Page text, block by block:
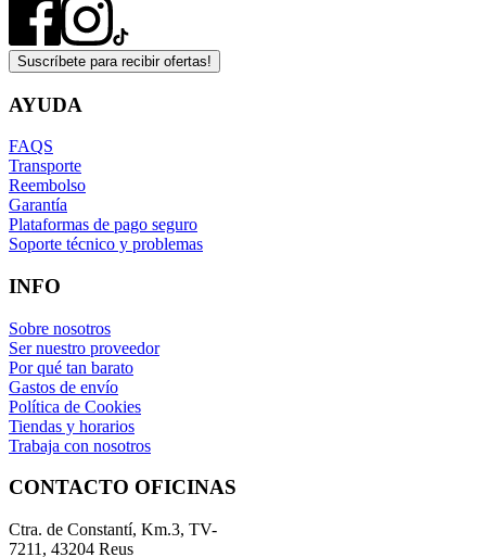
Suscríbete para recibir ofertas!
AYUDA
FAQS
Transporte
Reembolso
Garantía
Plataformas de pago seguro
Soporte técnico y problemas
INFO
Sobre nosotros
Ser nuestro proveedor
Por qué tan barato
Gastos de envío
Política de Cookies
Tiendas y horarios
Trabaja con nosotros
CONTACTO OFICINAS
Ctra. de Constantí, Km.3, TV-
7211, 43204 Reus